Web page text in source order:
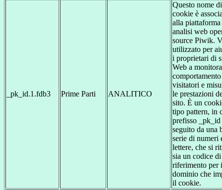
_pk_id.1.fdb3 Prime Parti ANALITICO
Questo nome di
cookie è
alla
analisi web
source Piwik.
utilizzato per
i proprietari di
Web a
visitatori e
le prestazioni
sito. È un
tipo pattern, in
prefisso _pk_id
seguito da una
serie di numeri
lettere, che si
sia un codice di
riferimento per
dominio che
il cookie.